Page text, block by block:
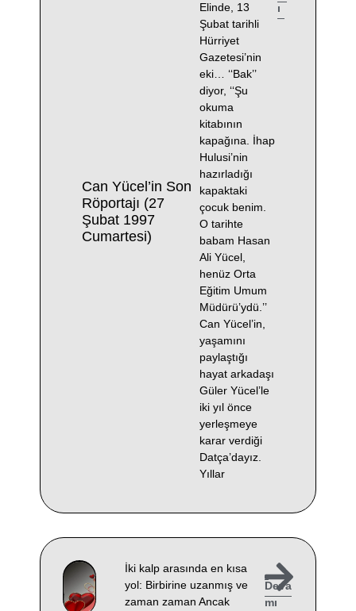
Can Yücel’in Son
Röportajı (27
Şubat 1997
Cumartesi)
Elinde, 13
Şubat tarihli
Hürriyet
Gazetesi’nin
eki… ‘‘Bak’’
diyor, ‘‘Şu
okuma
kitabının
kapağına. İhap
Hulusi’nin
hazırladığı
kapaktaki
çocuk benim.
O tarihte
babam Hasan
Ali Yücel,
henüz Orta
Eğitim Umum
Müdürü’ydü.’’
Can Yücel’in,
yaşamını
paylaştığı
hayat arkadaşı
Güler Yücel’le
iki yıl önce
yerleşmeye
karar verdiği
Datça’dayız.
Yıllar
ı
İki kalp arasında en kısa
yol: Birbirine uzanmış ve
zaman zaman Ancak
Deva
mı